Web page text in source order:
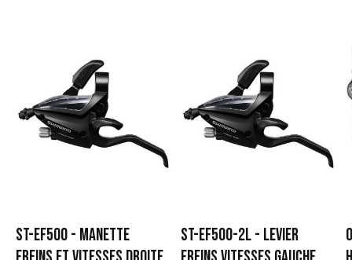
ST-EF500 - MANETTE
ST-EF500-2L - LEVIER